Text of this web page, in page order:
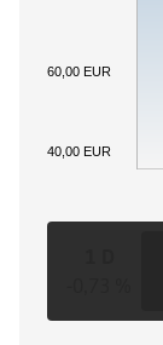
40,00 EUR
60,00 EUR